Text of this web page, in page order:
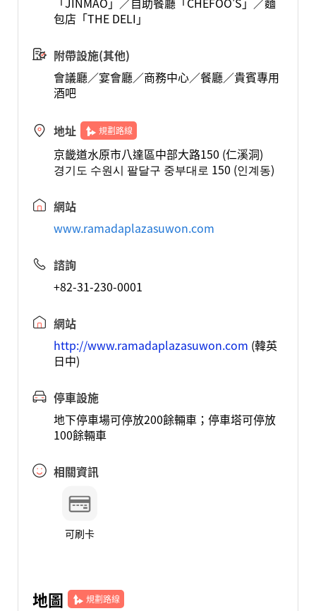
包店「THE DELI」
附帶設施(其他)
會議廳／宴會廳／商務中心／餐廳／貴賓專用
酒吧
地址 規劃路線
京畿道水原市八達區中部大路150 (仁溪洞)
경기도 수원시 팔달구 중부대로 150 (인계동)
網站
www.ramadaplazasuwon.com
諮詢
+82-31-230-0001
網站
http://www.ramadaplazasuwon.com (韓英
日中)
停車設施
地下停車場可停放200餘輛車；停車塔可停放
100餘輛車
相關資訊
可刷卡
地圖 規劃路線